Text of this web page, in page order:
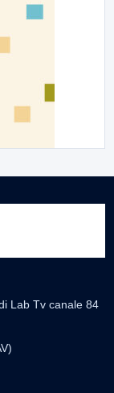
Lab Tv canale 84